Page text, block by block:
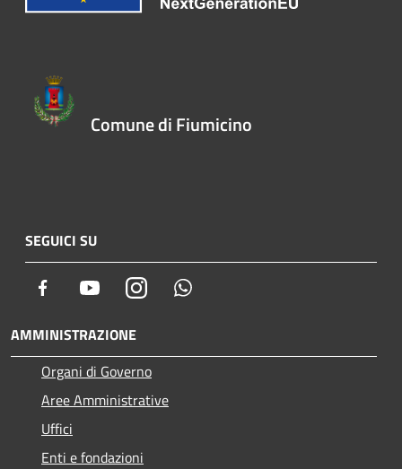
Comune di Fiumicino
SEGUICI SU
Facebook YoutubeInstagram
AMMINISTRAZIONE
Organi di Governo
Aree Amministrative
Uffici
Enti e fondazioni